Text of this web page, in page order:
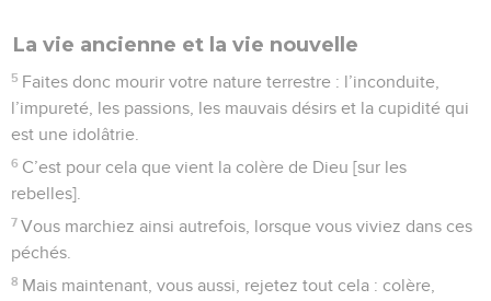
La vie ancienne et la vie nouvelle
5 Faites donc mourir votre nature terrestre : l’inconduite,
l’impureté, les passions, les mauvais désirs et la cupidité qui
est une idolâtrie.
6 C’est pour cela que vient la colère de Dieu [sur les
rebelles].
7 Vous marchiez ainsi autrefois, lorsque vous viviez dans ces
péchés.
8 Mais maintenant, vous aussi, rejetez tout cela : colère,